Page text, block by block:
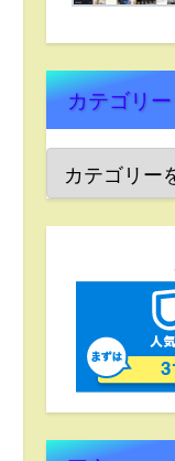
カテゴリー